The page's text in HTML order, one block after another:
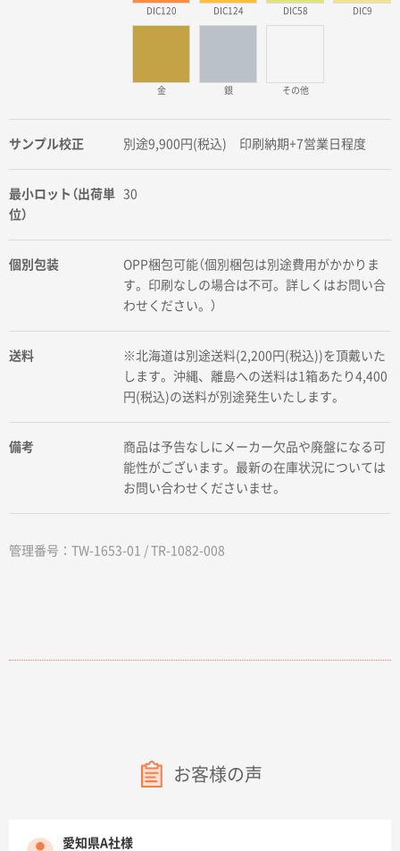
DIC120 DIC124 DIC58 DIC9
金 銀 その他
サンプル校正 別途9,900円(税込) 印刷納期+7営業日程度
最小ロット（出荷単
位）
30
個別包装
OPP梱包可能（個別梱包は別途費用がかかりま
す。印刷なしの場合は不可。詳しくはお問い合
わせください。）
送料
※北海道は別途送料(2,200円(税込))を頂戴いた
します。沖縄、離島への送料は1箱あたり4,400
円(税込)の送料が別途発生いたします。
備考
商品は予告なしにメーカー欠品や廃盤になる可
能性がございます。最新の在庫状況については
お問い合わせくださいませ。
管理番号：TW-1653-01 / TR-1082-008
お客様の声
愛知県A社様